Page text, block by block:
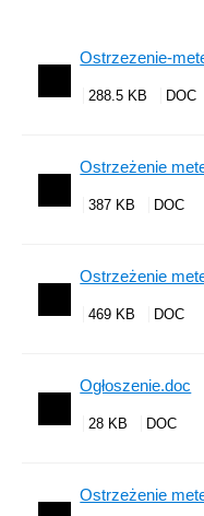
Ostrzezenie-
288.5 KB
Ostrzeżenie
387 KB
Ostrzeżenie
469 KB
Ogłoszenie.doc
28 KB
Ostrzeżenie